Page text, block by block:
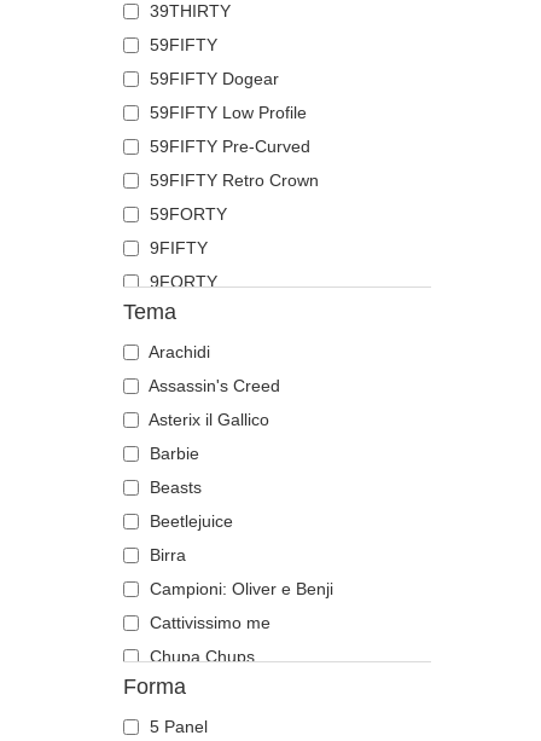
Coyote
Delfino
Dobermann
Drago
Farfalla
Fenice
Fenicottero
Foca
Formica
Gabbiano
Gallo
Gatto
Ghepardo
Granchio
Gufo
Ippopotamo
Labrador retriever
Leone
Leonessa
Libellula
Lucciola
Lucertola
39THIRTY
59FIFTY
59FIFTY Dogear
59FIFTY Low Profile
59FIFTY Pre-Curved
59FIFTY Retro Crown
59FORTY
9FIFTY
9FORTY
9FORTY APEX
9FORTY M-Crown
9SEVENTY
9TWENTY
A Frame
Casual Classic
E Frame
Open Back
Runner
The 90s
The Ball
The Retro
The Snap
Tema
Arachidi
Assassin's Creed
Asterix il Gallico
Barbie
Beasts
Beetlejuice
Birra
Campioni: Oliver e Benji
Cattivissimo me
Chupa Chups
Città e Spiagge
Cocktail
Forma
5 Panel